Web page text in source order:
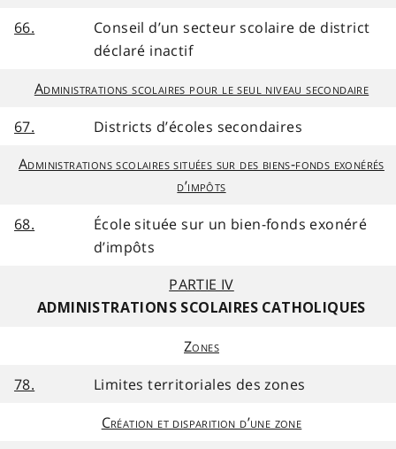
66.
Conseil d’un secteur scolaire de district
déclaré inactif
Administrations scolaires pour le seul niveau secondaire
67.
Districts d’écoles secondaires
Administrations scolaires situées sur des biens-fonds exonérés
d’impôts
68.
École située sur un bien-fonds exonéré
d’impôts
PARTIE IV
ADMINISTRATIONS SCOLAIRES CATHOLIQUES
Zones
78.
Limites territoriales des zones
Création et disparition d’une zone